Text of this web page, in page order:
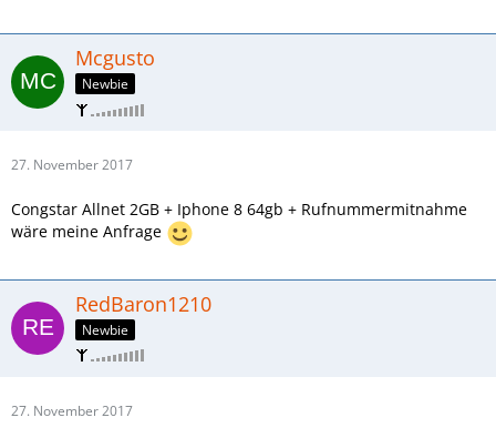
Mcgusto
Newbie
27. November 2017
Congstar Allnet 2GB + Iphone 8 64gb + Rufnummermitnahme
wäre meine Anfrage
RedBaron1210
Newbie
27. November 2017